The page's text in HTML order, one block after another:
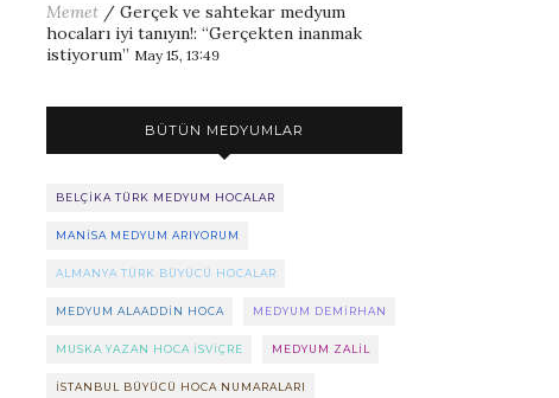
Memet / Gerçek ve sahtekar medyum
hocaları iyi tanıyın!: “Gerçekten inanmak
istiyorum” May 15, 13:49
BÜTÜN MEDYUMLAR
BELÇIKA TÜRK MEDYUM HOCALAR
MANISA MEDYUM ARIYORUM
ALMANYA TÜRK BÜYÜCÜ HOCALAR
MEDYUM ALAADDIN HOCA MEDYUM DEMIRHAN
MUSKA YAZAN HOCA ISVIÇRE MEDYUM ZALIL
ISTANBUL BÜYÜCÜ HOCA NUMARALARI